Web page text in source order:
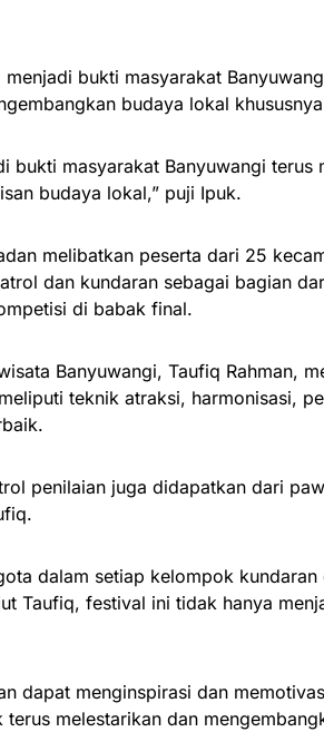
bukti masyarakat
budaya lokal
bukti masyarakat Banyuwangi terus
budaya lokal,” puji Ipuk.
melibatkan peserta dari 25
dan kundaran sebagai bagian
di babak final.
Banyuwangi, Taufiq Rahman,
teknik atraksi, harmonisasi,
penilaian juga didapatkan dari
dalam setiap kelompok kundaran
Taufiq, festival ini tidak hanya
dapat menginspirasi dan
terus melestarikan dan